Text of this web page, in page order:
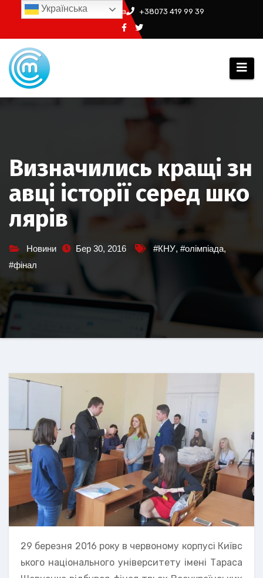
Перейти
вмісту
info@ssm.in.ua +38073 419 99 39
Визначились кращі зн
авці історії серед шко
лярів
Новини Бер 30, 2016 #КНУ, #олімпіада,
#фінал
29 березня 2016 року в червоному корпусі Київс
ького національного університету імені Тараса
Українська